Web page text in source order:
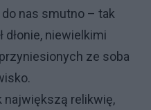
nas smutno – tak
dłonie, niewielkimi
ze soba
największą relikwię,